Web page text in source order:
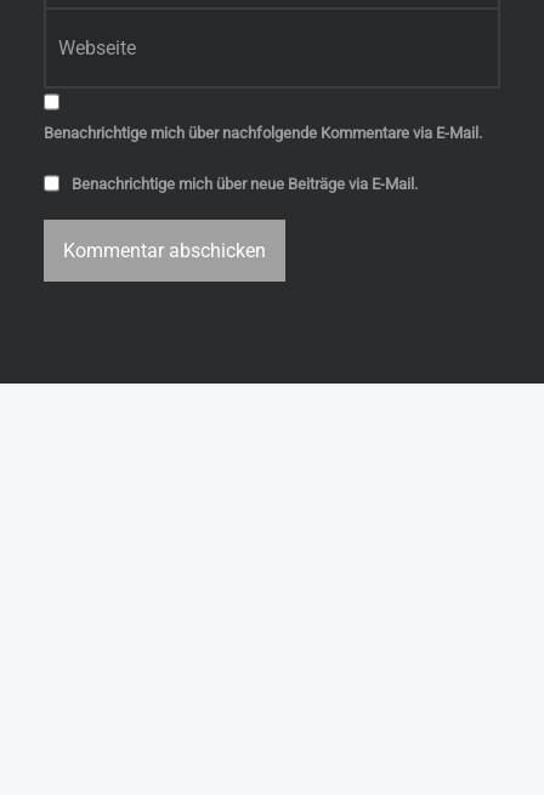
Benachrichtige mich über nachfolgende Kommentare via E-Mail.
Benachrichtige mich über neue Beiträge via E-Mail.